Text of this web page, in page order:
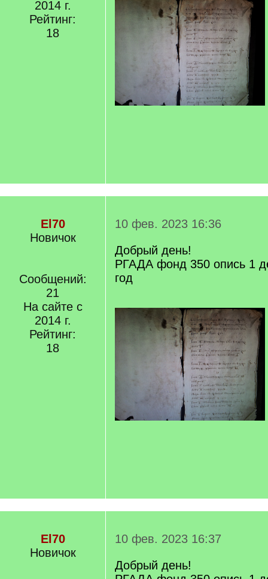
2014 г.
Рейтинг:
18
El70
Новичок
Сообщений:
21
На сайте с
2014 г.
Рейтинг:
18
10 фев. 2023 16:36
Добрый день!
РГАДА фонд 350 опись 1
год
El70
Новичок
10 фев. 2023 16:37
Добрый день!